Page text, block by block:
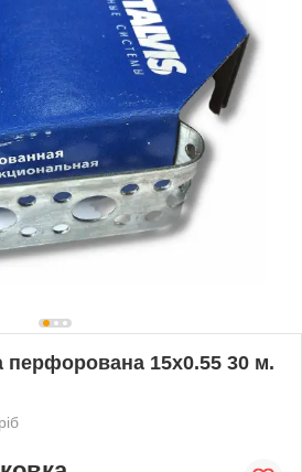
перфорована 15х0.55 30 м.